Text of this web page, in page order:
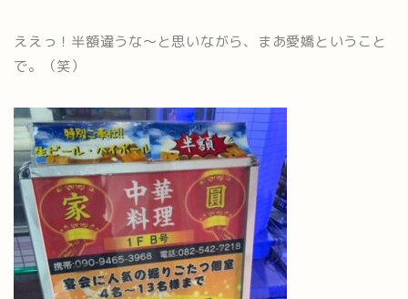
ええっ！半額違うな～と思いながら、まあ愛嬌ということ
で。（笑）